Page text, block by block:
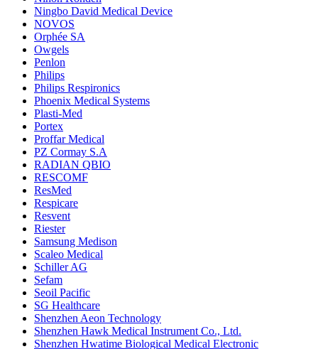
Ningbo David Medical Device
NOVOS
Orphée SA
Owgels
Penlon
Philips
Philips Respironics
Phoenix Medical Systems
Plasti-Med
Portex
Proffar Medical
PZ Cormay S.A
RADIAN QBIO
RESCOMF
ResMed
Respicare
Resvent
Riester
Samsung Medison
Scaleo Medical
Schiller AG
Sefam
Seoil Pacific
SG Healthcare
Shenzhen Aeon Technology
Shenzhen Hawk Medical Instrument Co., Ltd.
Shenzhen Hwatime Biological Medical Electronic